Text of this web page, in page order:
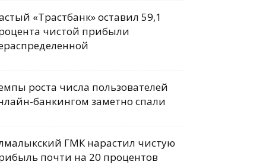
«Трастбанк» оставил 59,1
чистой прибыли
роста числа пользователей
банкингом заметно спали
ГМК нарастил чистую
почти на 20 процентов